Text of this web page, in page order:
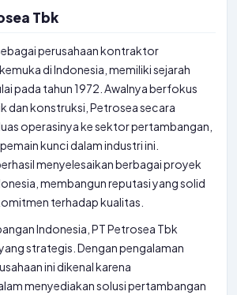
Tbk
perusahaan kontraktor
di Indonesia, memiliki sejarah
pada tahun 1972. Awalnya berfokus
dan konstruksi, Petrosea secara
operasinya ke sektor pertambangan,
kunci dalam industri ini.
menyelesaikan berbagai proyek
membangun reputasi yang solid
terhadap kualitas.
Indonesia, PT Petrosea Tbk
strategis. Dengan pengalaman
ini dikenal karena
menyediakan solusi pertambangan